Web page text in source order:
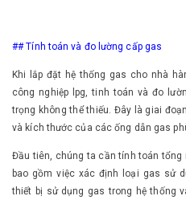
## Tính toán và đo lường cấp gas
Khi lắp đặt hệ thống gas cho nhà
công nghiệp lpg, tinh toán và đo
trọng không thể thiếu. Đây là giai
và kích thước của các ống dẫn gas
Đầu tiên, chúng ta cần tính toán
bao gồm việc xác định loại gas sử
thiết bị sử dụng gas trong hệ thống